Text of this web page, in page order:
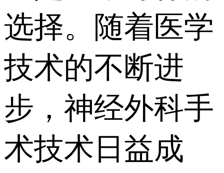
选择。随着医学
技术的不断进
步，神经外科手
术技术日益成